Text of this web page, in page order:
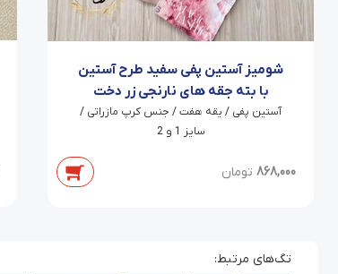
شومیز آستین پفی سفید طرح آستین
با بته جقه های نارنجی زر دخت
آستین پفی / یقه هفت / جنس کرپ مازراتی /
سایز 1 و 2
868,000 تومان